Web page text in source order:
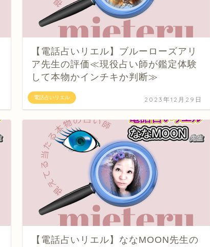
電話占いリエル
【電話占いリエル】ブルーローズアリ
ア先生の評価≪現役占い師が鑑定体験
して本物かインチキか判断≫
2023年12月29日
【電話占いリエル】ななMOON先生の